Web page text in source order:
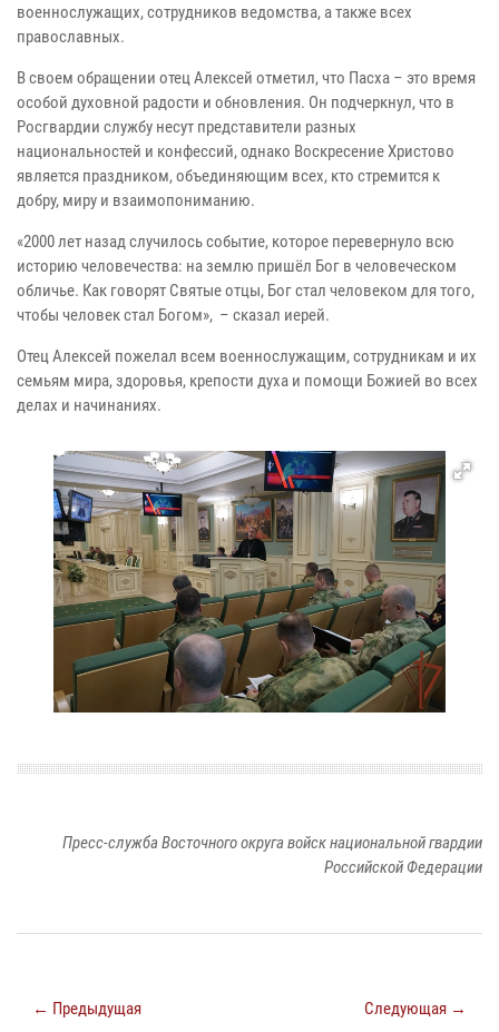
военнослужащих, сотрудников ведомства, а также всех
православных.
В своем обращении отец Алексей отметил, что Пасха – это время
особой духовной радости и обновления. Он подчеркнул, что в
Росгвардии службу несут представители разных
национальностей и конфессий, однако Воскресение Христово
является праздником, объединяющим всех, кто стремится к
добру, миру и взаимопониманию.
«2000 лет назад случилось событие, которое перевернуло всю
историю человечества: на землю пришёл Бог в человеческом
обличье. Как говорят Святые отцы, Бог стал человеком для того,
чтобы человек стал Богом», ­ – сказал иерей.
Отец Алексей пожелал всем военнослужащим, сотрудникам и их
семьям мира, здоровья, крепости духа и помощи Божией во всех
делах и начинаниях.
Пресс-служба Восточного округа войск национальной гвардии
Российской Федерации
← Предыдущая Следующая →